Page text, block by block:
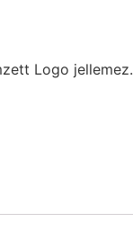
Logo jellemez.